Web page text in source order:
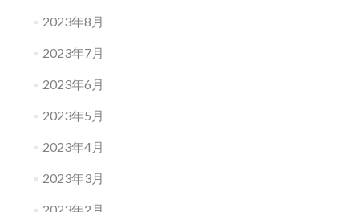
2023年8月
2023年7月
2023年6月
2023年5月
2023年4月
2023年3月